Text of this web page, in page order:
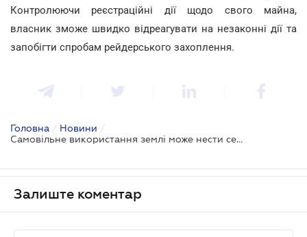
Контролюючи реєстраційні дії щодо свого майна,
власник зможе швидко відреагувати на незаконні дії та
запобігти спробам рейдерського захоплення.
Головна / Новини /
Самовільне використання землі може нести серйозні бізнес-ризики
Залиште коментар